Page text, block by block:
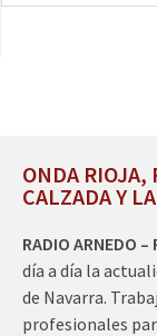
ONDA RIOJA,
CALZADA Y
RADIO ARNEDO –
día a día la
de Navarra.
profesionales